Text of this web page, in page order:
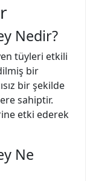
Nedir?
tüyleri etkili
bir
bir şekilde
sahiptir.
etki ederek
Ne